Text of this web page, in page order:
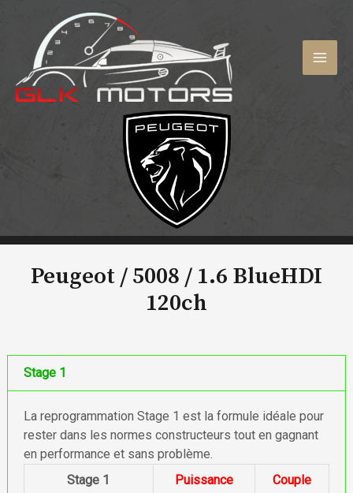
contenu
Peugeot / 5008 / 1.6 BlueHDI
120ch
Stage 1
La reprogrammation Stage 1 est la formule idéale pour
rester dans les normes constructeurs tout en gagnant
en performance et sans problème.
Stage 1
Puissance Couple